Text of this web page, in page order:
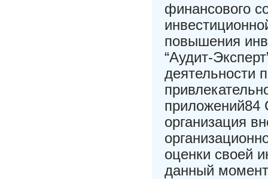
финансового
повышения
“Аудит-
деятельности
приложений84
организация
оценки своей
данный